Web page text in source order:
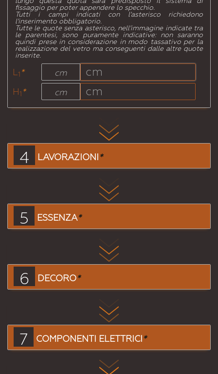
fissaggio per poter appendere lo specchio.
Tutti i campi indicati con l'asterisco richiedono
l'inserimento obbligatorio.
Tutte le quote senza asterisco, nell'immagine indicate tra
le parentesi, sono puramente indicative: non saranno
quindi prese in considerazione in modo tassativo per la
realizzazione del vetro ma conseguenti dalle altre quote
inserite.
L 1 *
cm
H1 * cm
4 LAVORAZIONI*
5 ESSENZA*
6 DECORO*
7 COMPONENTI ELETTRICI*